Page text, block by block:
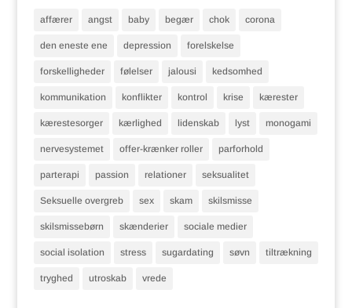
affærer angst baby begær chok corona
den eneste ene depression forelskelse
forskelligheder følelser jalousi kedsomhed
kommunikation konflikter kontrol krise kærester
kærestesorger kærlighed lidenskab lyst monogami
nervesystemet offer-krænker roller parforhold
parterapi passion relationer seksualitet
Seksuelle overgreb sex skam skilsmisse
skilsmissebørn skænderier sociale medier
social isolation stress sugardating søvn tiltrækning
tryghed utroskab vrede